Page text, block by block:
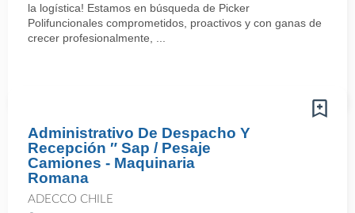
la logística! Estamos en búsqueda de Picker
Polifuncionales comprometidos, proactivos y con ganas de
crecer profesionalmente, ...
Administrativo De Despacho Y
Recepción ″ Sap / Pesaje
Camiones - Maquinaria
Romana
ADECCO CHILE